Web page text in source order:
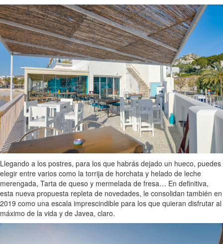
Llegando a los postres, para los que habrás dejado un hueco, puedes
elegir entre varios como la torrija de horchata y helado de leche
merengada, Tarta de queso y mermelada de fresa… En definitiva,
esta nueva propuesta repleta de novedades, le consolidan también en
2019 como una escala imprescindible para los que quieran disfrutar al
máximo de la vida y de Javea, claro.